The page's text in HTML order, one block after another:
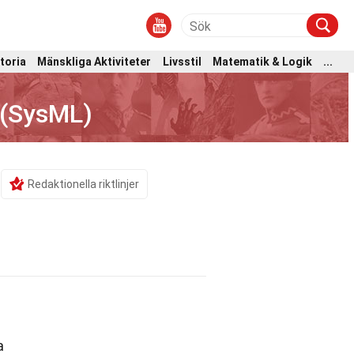
Mänskliga Aktiviteter Livsstil Matematik & Logik
...
Redaktionella riktlinjer